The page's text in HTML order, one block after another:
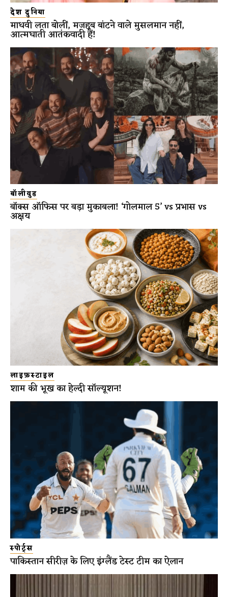
देश दुनिया
माधवी लता बोलीं, मजहब बांटने वाले मुसलमान नहीं,
आत्मघाती आतंकवादी हैं!
बॉलीवुड
बॉक्स ऑफिस पर बड़ा मुकाबला! ‘गोलमाल 5’ vs प्रभास vs
अक्षय
लाइफ़स्टाइल
शाम की भूख का हेल्दी सॉल्यूशन!
स्पोर्ट्स
पाकिस्तान सीरीज़ के लिए इंग्लैंड टेस्ट टीम का ऐलान